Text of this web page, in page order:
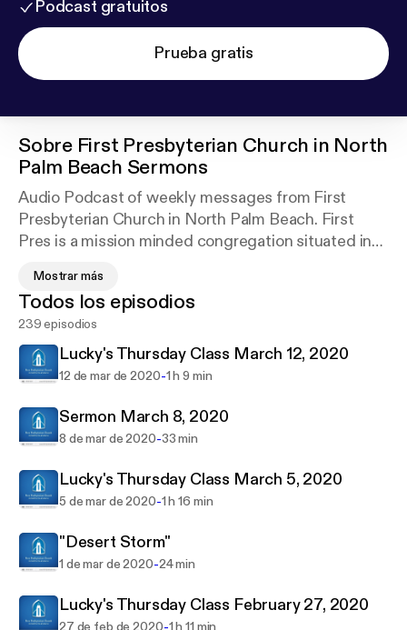
Podcast gratuitos
Prueba gratis
Sobre First Presbyterian Church in North
Palm Beach Sermons
Audio Podcast of weekly messages from First
Presbyterian Church in North Palm Beach. First
Pres is a mission minded congregation situated in
glorify God by being and making disciples of Jesus
Christ. We are located on Prosperity Farms Road
just north of Lighthouse Drive between PGA and
Northlake. Guests are always welcome. Find us
online at FirstPresNPB.org.
Mostrar más
Todos los episodios
239 episodios
Lucky's Thursday Class March 12, 2020
12 de mar de 2020-1 h 9 min
Sermon March 8, 2020
8 de mar de 2020-33 min
Lucky's Thursday Class March 5, 2020
5 de mar de 2020-1 h 16 min
"Desert Storm"
1 de mar de 2020-24 min
Lucky's Thursday Class February 27, 2020
27 de feb de 2020 1 h 11 min